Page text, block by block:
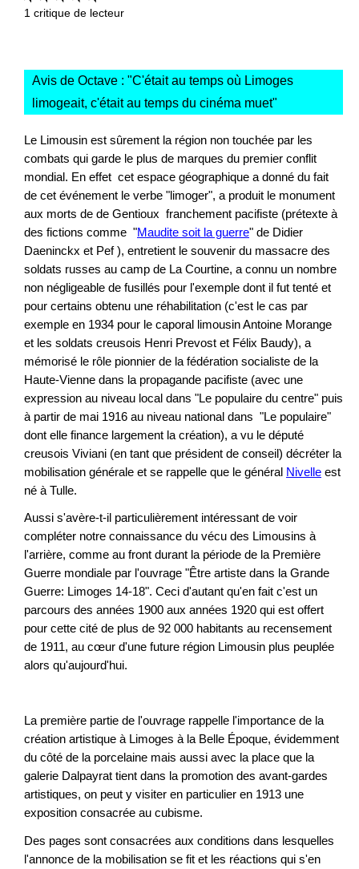
1 critique de lecteur
Avis de Octave : "C'était au temps où Limoges
limogeait, c'était au temps du cinéma muet"
Le Limousin est sûrement la région non touchée par les
combats qui garde le plus de marques du premier conflit
mondial. En effet cet espace géographique a donné du fait
de cet événement le verbe "limoger", a produit le monument
aux morts de de Gentioux franchement pacifiste (prétexte à
des fictions comme "Maudite soit la guerre" de Didier
Daeninckx et Pef ), entretient le souvenir du massacre des
soldats russes au camp de La Courtine, a connu un nombre
non négligeable de fusillés pour l'exemple dont il fut tenté et
pour certains obtenu une réhabilitation (c'est le cas par
exemple en 1934 pour le caporal limousin Antoine Morange
et les soldats creusois Henri Prevost et Félix Baudy), a
mémorisé le rôle pionnier de la fédération socialiste de la
Haute-Vienne dans la propagande pacifiste (avec une
expression au niveau local dans "Le populaire du centre" puis
à partir de mai 1916 au niveau national dans "Le populaire"
dont elle finance largement la création), a vu le député
creusois Viviani (en tant que président de conseil) décréter la
mobilisation générale et se rappelle que le général Nivelle est
né à Tulle.
Aussi s'avère-t-il particulièrement intéressant de voir
compléter notre connaissance du vécu des Limousins à
l'arrière, comme au front durant la période de la Première
Guerre mondiale par l'ouvrage "Être artiste dans la Grande
Guerre: Limoges 14-18". Ceci d'autant qu'en fait c'est un
parcours des années 1900 aux années 1920 qui est offert
pour cette cité de plus de 92 000 habitants au recensement
de 1911, au cœur d'une future région Limousin plus peuplée
alors qu'aujourd'hui.
La première partie de l'ouvrage rappelle l'importance de la
création artistique à Limoges à la Belle Époque, évidemment
du côté de la porcelaine mais aussi avec la place que la
galerie Dalpayrat tient dans la promotion des avant-gardes
artistiques, on peut y visiter en particulier en 1913 une
exposition consacrée au cubisme.
Des pages sont consacrées aux conditions dans lesquelles
l'annonce de la mobilisation se fit et les réactions qui s'en